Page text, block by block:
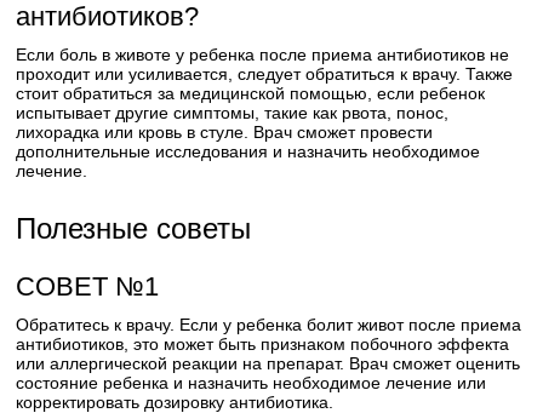
антибиотиков?
Если боль в животе у ребенка после приема антибиотиков не
проходит или усиливается, следует обратиться к врачу. Также
стоит обратиться за медицинской помощью, если ребенок
испытывает другие симптомы, такие как рвота, понос,
лихорадка или кровь в стуле. Врач сможет провести
дополнительные исследования и назначить необходимое
лечение.
Полезные советы
СОВЕТ №1
Обратитесь к врачу. Если у ребенка болит живот после приема
антибиотиков, это может быть признаком побочного эффекта
или аллергической реакции на препарат. Врач сможет оценить
состояние ребенка и назначить необходимое лечение или
корректировать дозировку антибиотика.